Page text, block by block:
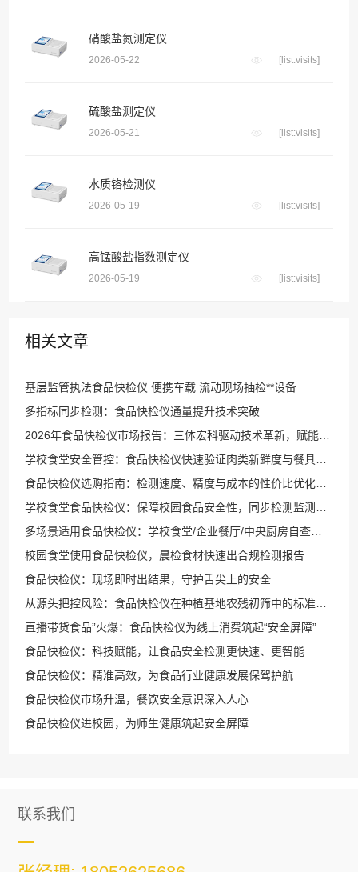
硝酸盐氮测定仪
2026-05-22 [list:visits]
硫酸盐测定仪
2026-05-21 [list:visits]
水质铬检测仪
2026-05-19 [list:visits]
高锰酸盐指数测定仪
2026-05-19 [list:visits]
相关文章
基层监管执法食品快检仪 便携车载 流动现场抽检**设备
多指标同步检测：食品快检仪通量提升技术突破
校园食堂使用食品快检仪，晨检食材快速出合规检测报告
食品快检仪：现场即时出结果，守护舌尖上的安全
直播带货食品”火爆：食品快检仪为线上消费筑起“安全屏障”
食品快检仪：科技赋能，让食品安全检测更快速、更智能
食品快检仪：精准高效，为食品行业健康发展保驾护航
食品快检仪市场升温，餐饮安全意识深入人心
食品快检仪进校园，为师生健康筑起安全屏障
联系我们